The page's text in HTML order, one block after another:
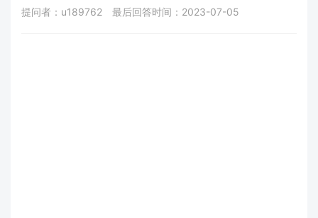
提问者：u189762 最后回答时间：2023-07-05